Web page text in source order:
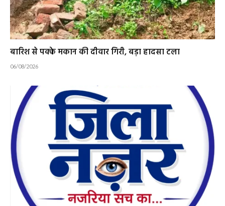
बारिश से पक्के मकान की दीवार गिरी, बड़ा हादसा टला
06/08/2026